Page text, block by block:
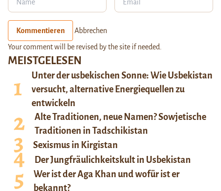
MEISTGELESEN
Unter der usbekischen Sonne: Wie Usbekistan
versucht, alternative Energiequellen zu
entwickeln
Alte Traditionen, neue Namen? Sowjetische
Traditionen in Tadschikistan
Sexismus in Kirgistan
Der Jungfräulichkeitskult in Usbekistan
Wer ist der Aga Khan und wofür ist er
bekannt?
Kommentieren Abbrechen
Your comment will be revised by the site if needed.